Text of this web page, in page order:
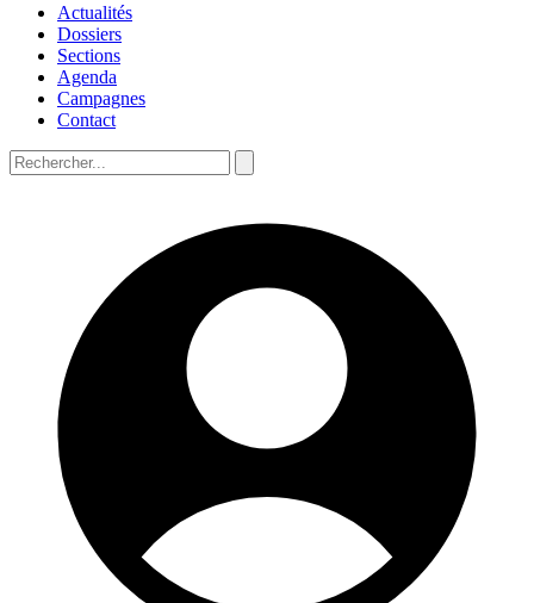
Actualités
Dossiers
Sections
Agenda
Campagnes
Contact